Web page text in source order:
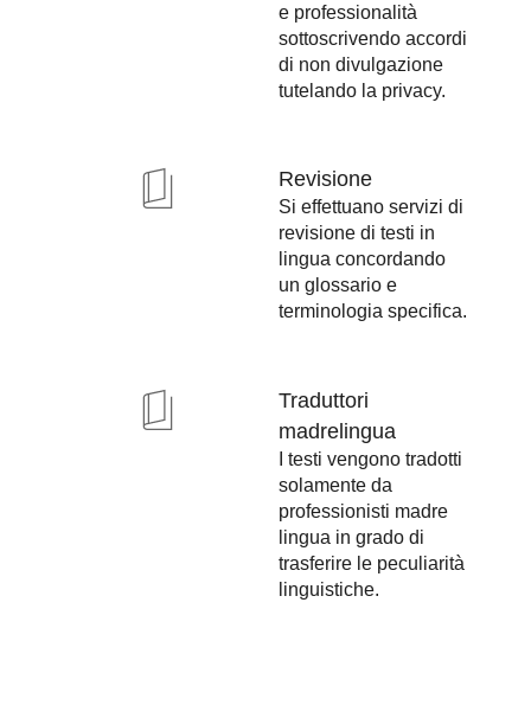
e professionalità
sottoscrivendo accordi
di non divulgazione
tutelando la privacy.
Revisione
Si effettuano servizi di
revisione di testi in
lingua concordando
un glossario e
terminologia specifica.
Traduttori
madrelingua
I testi vengono tradotti
solamente da
professionisti madre
lingua in grado di
trasferire le peculiarità
linguistiche.